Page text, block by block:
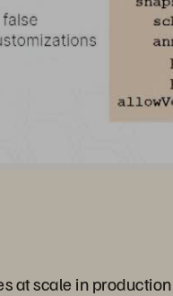
at scale in